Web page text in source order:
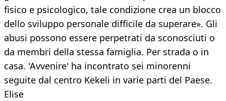
fisico e psicologico, tale condizione crea un blocco
dello sviluppo personale difficile da superare». Gli
abusi possono essere perpetrati da sconosciuti o
da membri della stessa famiglia. Per strada o in
casa. 'Avvenire' ha incontrato sei minorenni
seguite dal centro Kekeli in varie parti del Paese.
Elise